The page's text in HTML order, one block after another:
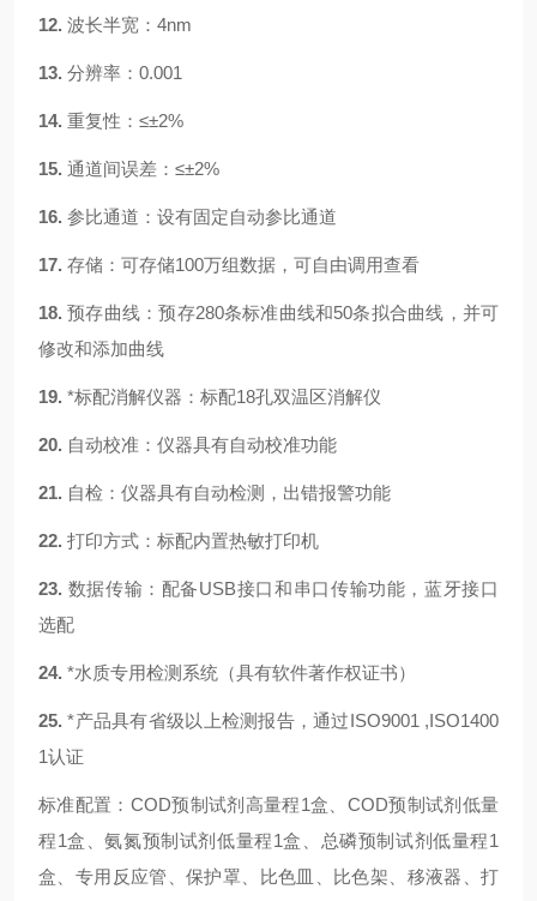
12. 波长半宽： 4nm
13. 分辨率： 0.001
14. 重复性： ≤±2%
15. 通道间误差： ≤±2%
16. 参比通道： 设有固定自动参比通道
17. 存储： 可存储100万组数据，可自由调用查看
18.预存曲线：预存280条标准曲线和50条拟合曲线，并可
修改和添加曲线
19. *标配消解仪器： 标配18孔双温区消解仪
20. 自动校准： 仪器具有自动校准功能
21. 自检： 仪器具有自动检测，出错报警功能
22. 打印方式： 标配内置热敏打印机
23. 数据传输： 配备USB接口和串口传输功能，蓝牙接口
选配
24. *水质专用检测系统（具有软件著作权证书）
25.*产品具有省级以上检测报告，通过ISO9001 ,ISO1400
1认证
标准配置： COD预制试剂高量程1盒、COD预制试剂低量
程1盒、氨氮预制试剂低量程1盒、总磷预制试剂低量程1
盒、专用反应管、保护罩、比色皿、比色架、移液器、打